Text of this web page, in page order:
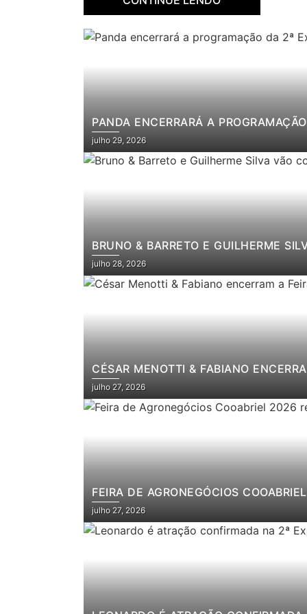
PANDA ENCERRARÁ A
julho 29, 2026
BRUNO & BARRETO E GUILHERME
julho 28, 2026
CÉSAR MENOTTI & FABIANO
julho 27, 2026
FEIRA DE AGRONEGÓCIOS
julho 27, 2026